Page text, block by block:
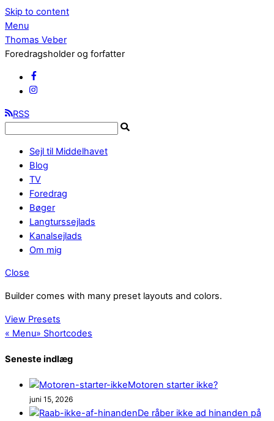
Skip to content
Menu
Thomas Veber
Foredragsholder og forfatter
RSS
Sejl til Middelhavet
Blog
TV
Foredrag
Bøger
Langturssejlads
Kanalsejlads
Om mig
Close
Builder comes with many preset layouts and colors.
View Presets
« Menu» Shortcodes
Seneste indlæg
Motoren starter ikke?
juni 15, 2026
De råber ikke ad hinanden på